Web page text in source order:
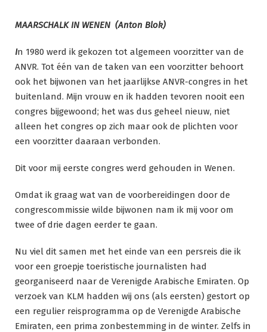
naar
inhoud
MAARSCHALK IN WENEN (Anton Blok)
In 1980 werd ik gekozen tot algemeen voorzitter van de
ANVR. Tot één van de taken van een voorzitter behoort
ook het bijwonen van het jaarlijkse ANVR-congres in het
buitenland. Mijn vrouw en ik hadden tevoren nooit een
congres bijgewoond; het was dus geheel nieuw, niet
alleen het congres op zich maar ook de plichten voor
een voorzitter daaraan verbonden.
Dit voor mij eerste congres werd gehouden in Wenen.
Omdat ik graag wat van de voorbereidingen door de
congrescommissie wilde bijwonen nam ik mij voor om
twee of drie dagen eerder te gaan.
Nu viel dit samen met het einde van een persreis die ik
voor een groepje toeristische journalisten had
georganiseerd naar de Verenigde Arabische Emiraten. Op
verzoek van KLM hadden wij ons (als eersten) gestort op
een regulier reisprogramma op de Verenigde Arabische
Emiraten, een prima zonbestemming in de winter. Zelfs in